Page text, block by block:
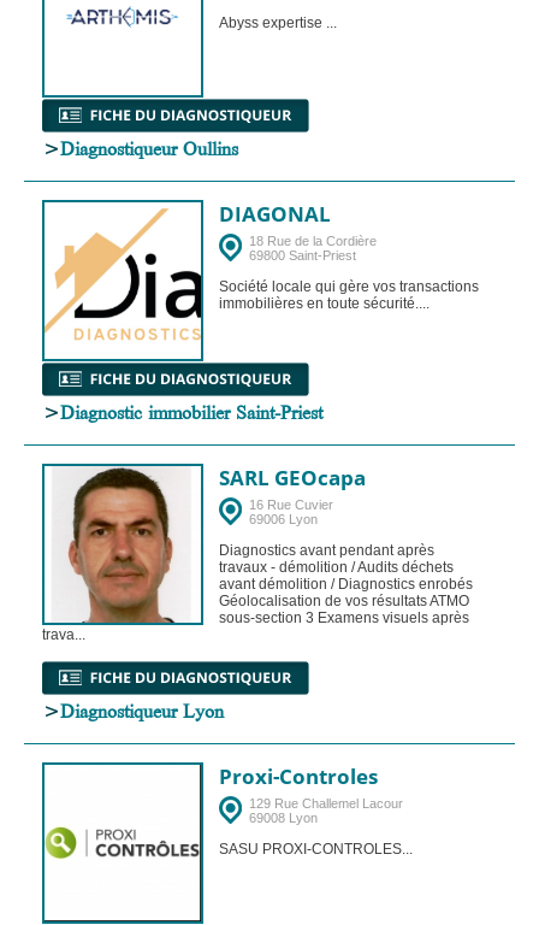
Abyss expertise ...
>Diagnostiqueur Oullins
DIAGONAL
18 Rue de la Cordière
69800 Saint-Priest
Société locale qui gère vos transactions
immobilières en toute sécurité....
>Diagnostic immobilier Saint-Priest
SARL GEOcapa
16 Rue Cuvier
69006 Lyon
Diagnostics avant pendant après
travaux - démolition / Audits déchets
avant démolition / Diagnostics enrobés
Géolocalisation de vos résultats ATMO
sous-section 3 Examens visuels après
trava...
>Diagnostiqueur Lyon
Proxi-Controles
129 Rue Challemel Lacour
69008 Lyon
SASU PROXI-CONTROLES...